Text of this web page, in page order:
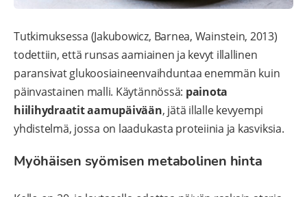
Tutkimuksessa (Jakubowicz, Barnea, Wainstein, 2013)
todettiin, että runsas aamiainen ja kevyt illallinen
paransivat glukoosiaineenvaihduntaa enemmän kuin
päinvastainen malli. Käytännössä: painota
hiilihydraatit aamupäivään, jätä illalle kevyempi
yhdistelmä, jossa on laadukasta proteiinia ja kasviksia.
Myöhäisen syömisen metabolinen hinta